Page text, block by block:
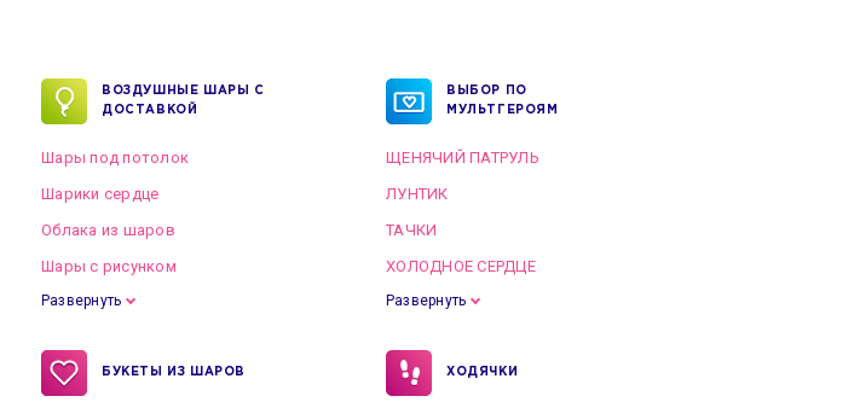
ВОЗДУШНЫЕ ШАРЫ С
ДОСТАВКОЙ
Шары под потолок
Шарики сердце
Облака из шаров
Шары с рисунком
Развернуть
ВЫБОР ПО
МУЛЬТГЕРОЯМ
ЩЕНЯЧИЙ ПАТРУЛЬ
ЛУНТИК
ТАЧКИ
ХОЛОДНОЕ СЕРДЦЕ
Развернуть
БУКЕТЫ ИЗ ШАРОВ ХОДЯЧКИ